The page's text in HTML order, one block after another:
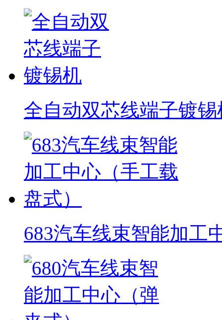
全自动双芯线端子镀锡
683汽车线束智能加工